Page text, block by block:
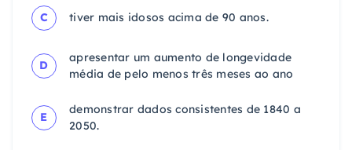
C tiver mais idosos acima de 90 anos.
D
apresentar um aumento de longevidade
média de pelo menos três meses ao ano
E
demonstrar dados consistentes de 1840 a
2050.